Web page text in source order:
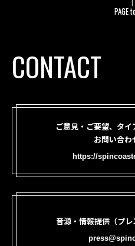
PAGE
CONTACT
ご意見・ご要望、タ
お問い合わ
https://
音源・情報提供（プ